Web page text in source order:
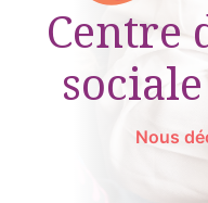
Centre
Nous